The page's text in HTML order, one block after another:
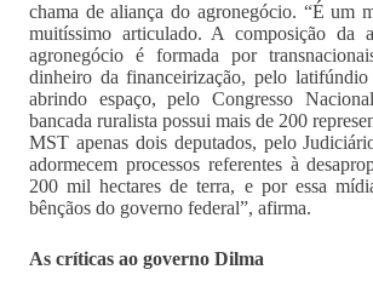
chama de aliança do agronegócio. “É um
muitíssimo articulado. A composição da
agronegócio é formada por
dinheiro da financeirização, pelo
abrindo espaço, pelo Congresso
bancada ruralista possui mais de 200
MST apenas dois deputados, pelo
adormecem processos referentes à
200 mil hectares de terra, e por essa
bênçãos do governo federal”, afirma.
As críticas ao governo Dilma